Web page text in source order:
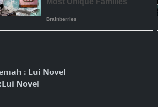
: Lui Novel
Novel